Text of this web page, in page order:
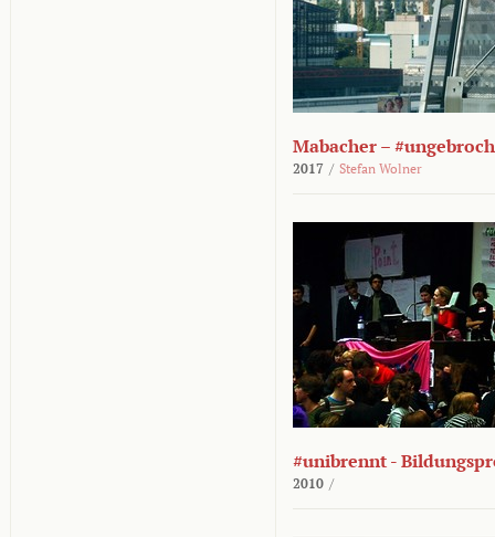
Mabacher –
2017 / Stefan Wolner
#unibrennt -
2010 /